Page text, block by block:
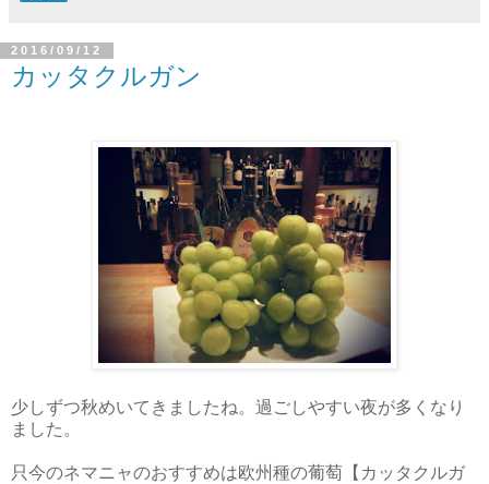
2016/09/12
カッタクルガン
少しずつ秋めいてきましたね。過ごしやすい夜が多くなり
ました。
只今のネマニャのおすすめは欧州種の葡萄【カッタクルガ